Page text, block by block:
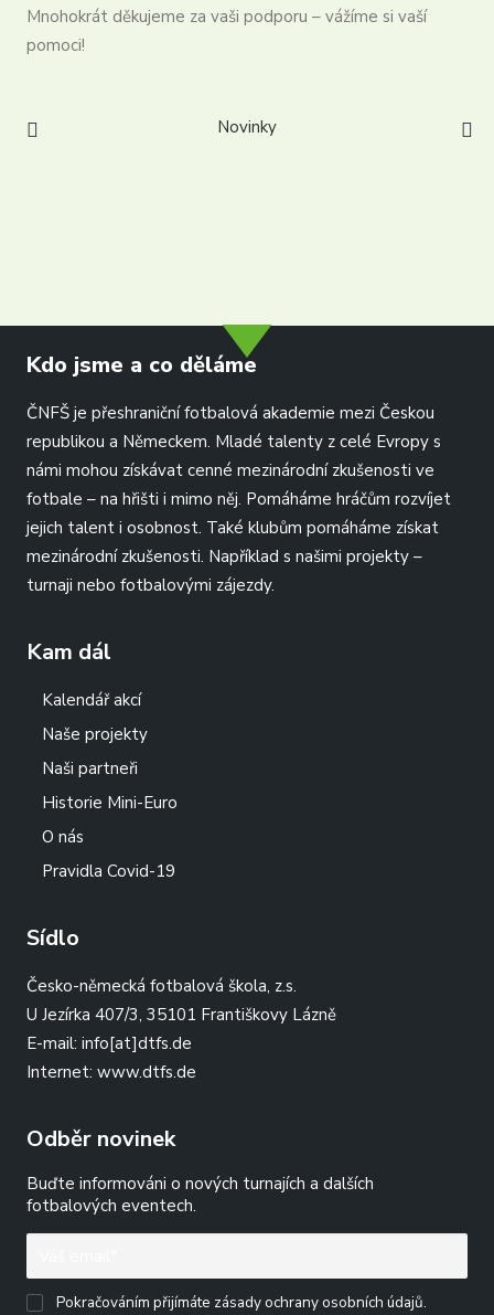
Mnohokrát děkujeme za vaši podporu – vážíme si vaší
pomoci!
Novinky
Kdo jsme a co děláme
ČNFŠ je přeshraniční fotbalová akademie mezi Českou
republikou a Německem. Mladé talenty z celé Evropy s
námi mohou získávat cenné mezinárodní zkušenosti ve
fotbale – na hřišti i mimo něj. Pomáháme hráčům rozvíjet
jejich talent i osobnost. Také klubům pomáháme získat
mezinárodní zkušenosti. Například s našimi projekty –
turnaji nebo fotbalovými zájezdy.
Kam dál
Kalendář akcí
Naše projekty
Naši partneři
Historie Mini-Euro
O nás
Pravidla Covid-19
Sídlo
Česko-německá fotbalová škola, z.s.
U Jezírka 407/3, 35101 Františkovy Lázně
E-mail: info[at]dtfs.de
Internet: www.dtfs.de
Odběr novinek
Buďte informováni o nových turnajích a dalších
fotbalových eventech.
Pokračováním přijímáte zásady ochrany osobních údajů.